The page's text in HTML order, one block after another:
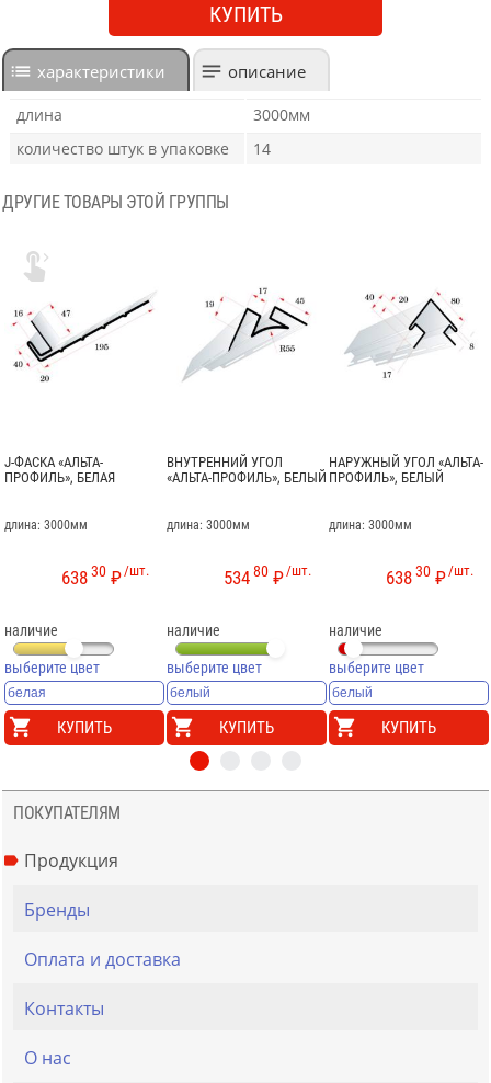
КУПИТЬ
характеристики описание
длина
3000мм
количество штук в упаковке
14
ДРУГИЕ ТОВАРЫ ЭТОЙ ГРУППЫ
J-ФАСКА «АЛЬТА-
ПРОФИЛЬ», БЕЛАЯ
длина: 3000мм
/шт.
63830 ₽
наличие
выберите цвет
КУПИТЬ
ВНУТРЕННИЙ УГОЛ
«АЛЬТА-ПРОФИЛЬ», БЕЛЫЙ
длина: 3000мм
/шт.
53480 ₽
наличие
выберите цвет
КУПИТЬ
НАРУЖНЫЙ УГОЛ «АЛЬТА-
ПРОФИЛЬ», БЕЛЫЙ
длина: 3000мм
/шт.
63830 ₽
наличие
выберите цвет
КУПИТЬ

ПОКУПАТЕЛЯМ
Продукция
Бренды
Оплата и доставка
Контакты
О нас